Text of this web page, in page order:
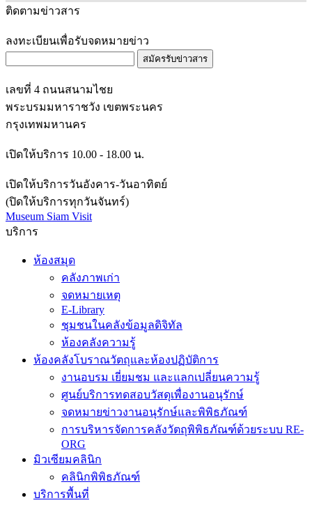
ติดตามข่าวสาร
ลงทะเบียนเพื่อรับจดหมายข่าว
สมัครรับข่าวสาร
เลขที่ 4 ถนนสนามไชย
พระบรมมหาราชวัง เขตพระนคร
กรุงเทพมหานคร
เปิดให้บริการ 10.00 - 18.00 น.
เปิดให้บริการวันอังคาร-วันอาทิตย์
(ปิดให้บริการทุกวันจันทร์)
Museum Siam Visit
บริการ
ห้องสมุด
คลังภาพเก่า
จดหมายเหตุ
E-Library
ชุมชนในคลังข้อมูลดิจิทัล
ห้องคลังความรู้
ห้องคลังโบราณวัตถุและห้องปฏิบัติการ
งานอบรม เยี่ยมชม และแลกเปลี่ยนความรู้
ศูนย์บริการทดสอบวัสดุเพื่องานอนุรักษ์
จดหมายข่าวงานอนุรักษ์และพิพิธภัณฑ์
การบริหารจัดการคลังวัตถุพิพิธภัณฑ์ด้วยระบบ RE-
ORG
มิวเซียมคลินิก
คลินิกพิพิธภัณฑ์
บริการพื้นที่